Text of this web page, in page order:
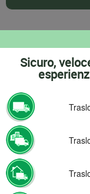
PREVENTIVO
Sicuro,